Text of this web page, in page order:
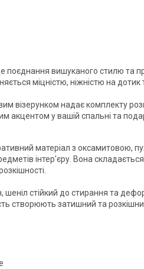
поєднання вишуканого стилю та
міцністю, ніжністю на
візерунком надає комплекту
акцентом у вашій спальні та
матеріал з оксамитовою,
інтер'єру. Вона
стійкий до стирання та
створюють затишний та